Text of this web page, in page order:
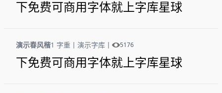
下免费可商用字体就上字库星球
演示春风楷1 字重 丨 演示字库 丨 5176
下免费可商用字体就上字库星球